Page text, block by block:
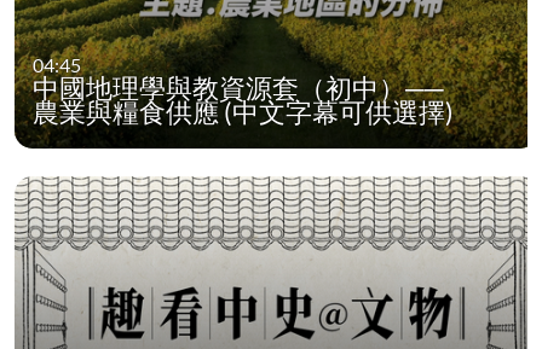
04:45
中國地理學與教資源套（初中）──
農業與糧食供應 (中文字幕可供選擇)